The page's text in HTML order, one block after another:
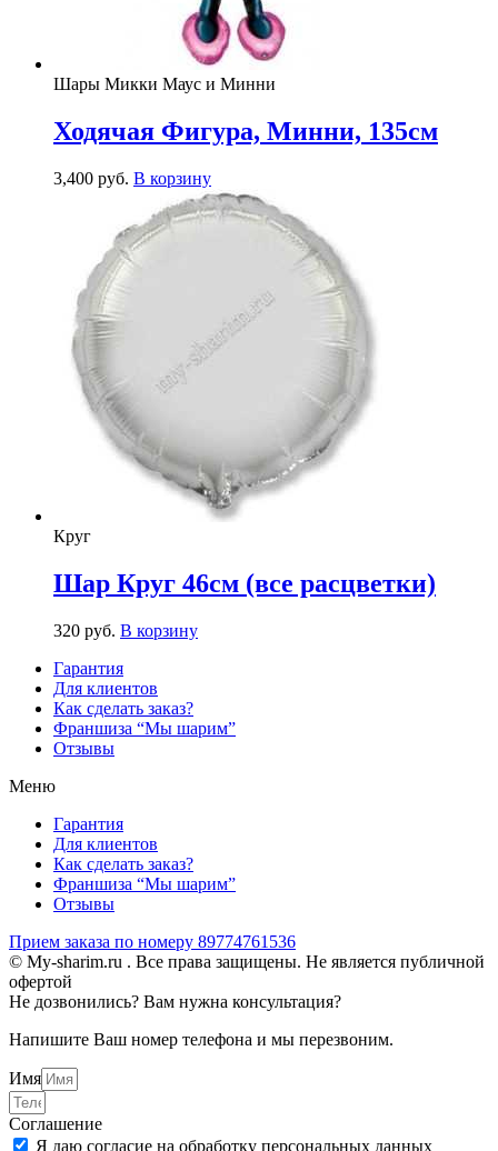
Шары Микки Маус и Минни
Ходячая Фигура, Минни, 135см
3,400 руб. В корзину
Круг
Шар Круг 46см (все расцветки)
320 руб. В корзину
Гарантия
Для клиентов
Как сделать заказ?
Франшиза “Мы шарим”
Отзывы
Меню
Гарантия
Для клиентов
Как сделать заказ?
Франшиза “Мы шарим”
Отзывы
Прием заказа по номеру 89774761536
© My-sharim.ru . Все права защищены. Не является публичной
офертой
Не дозвонились? Вам нужна консультация?
Напишите Ваш номер телефона и мы перезвоним.
Имя
Соглашение
Я даю согласие на обработку персональных данных